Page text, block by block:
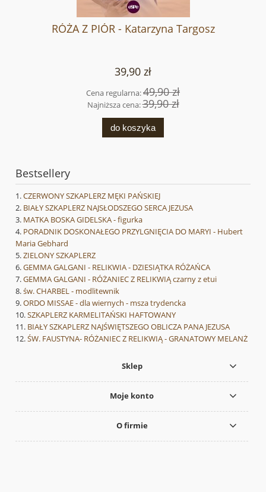
RÓŻA Z PIÓR - Katarzyna Targosz
39,90 zł
Cena regularna:49,90 zł
Najniższa cena:39,90 zł
do koszyka
Bestsellery
CZERWONY SZKAPLERZ MĘKI PAŃSKIEJ
BIAŁY SZKAPLERZ NAJSŁODSZEGO SERCA JEZUSA
MATKA BOSKA GIDELSKA - figurka
PORADNIK DOSKONAŁEGO PRZYLGNIĘCIA DO MARYI - Hubert
Maria Gebhard
ZIELONY SZKAPLERZ
GEMMA GALGANI - RELIKWIA - DZIESIĄTKA RÓŻAŃCA
GEMMA GALGANI - RÓŻANIEC Z RELIKWIĄ czarny z etui
św. CHARBEL - modlitewnik
ORDO MISSAE - dla wiernych - msza trydencka
SZKAPLERZ KARMELITAŃSKI HAFTOWANY
BIAŁY SZKAPLERZ NAJŚWIĘTSZEGO OBLICZA PANA JEZUSA
ŚW. FAUSTYNA- RÓŻANIEC Z RELIKWIĄ - GRANATOWY MELANŻ
Sklep
Moje konto
O firmie